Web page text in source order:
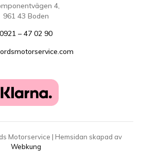
4,
961 43 Boden
0921 – 47 02 90
Motorservice | Hemsidan skapad av
Webkung